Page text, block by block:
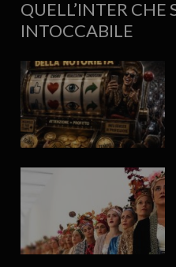
QUELL’INTER CHE
INTOCCABILE